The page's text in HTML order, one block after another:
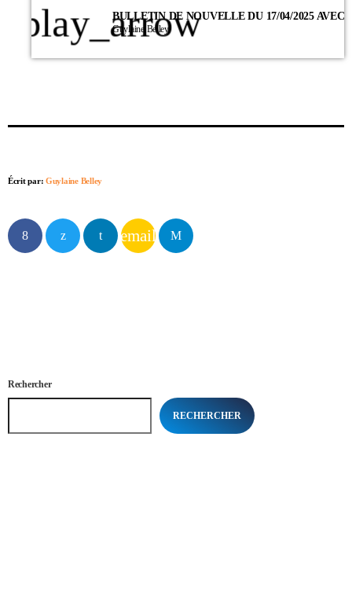
play_arrow
Guylaine Belley
Écrit par:Guylaine Belley
email
Rechercher
RECHERCHER